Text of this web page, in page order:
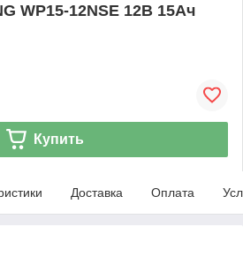
WP15-12NSE 12В 15Ач
Купить
Доставка Оплата